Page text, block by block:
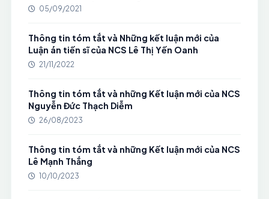
05/09/2021
Thông tin tóm tắt và Những kết luận mới của
Luận án tiến sĩ của NCS Lê Thị Yến Oanh
21/11/2022
Thông tin tóm tắt và những Kết luận mới của NCS
Nguyễn Đức Thạch Diễm
26/08/2023
Thông tin tóm tắt và những Kết luận mới của NCS
Lê Mạnh Thắng
10/10/2023